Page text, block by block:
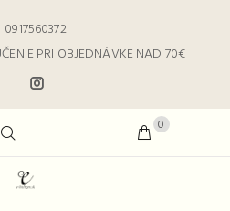
0917560372
PRI OBJEDNÁVKE NAD 70€
0